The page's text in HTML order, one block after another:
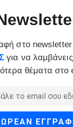
στο newsletter
για να
θέματα στο